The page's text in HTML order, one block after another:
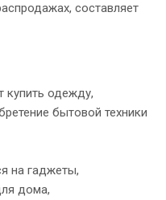
составляет
купить одежду,
бытовой техники
на гаджеты,
дома,